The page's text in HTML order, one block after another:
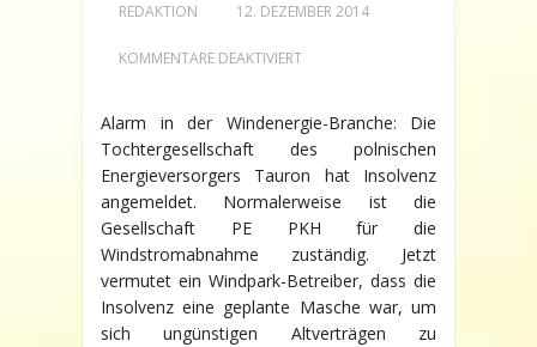
REDAKTION 12. DEZEMBER 2014
KOMMENTARE DEAKTIVIERTFÜR
WINDENERGIE-
BRANCHE:
POLNISCHE
VERSORGER
ENTZIEHEN
SICH
VERPFLICHTUNGEN
Alarm in der Windenergie-Branche: Die
Tochtergesellschaft des polnischen
Energieversorgers Tauron hat Insolvenz
angemeldet. Normalerweise ist die
Gesellschaft PE PKH für die
Windstromabnahme zuständig. Jetzt
vermutet ein Windpark-Betreiber, dass die
Insolvenz eine geplante Masche war, um
sich ungünstigen Altverträgen zu